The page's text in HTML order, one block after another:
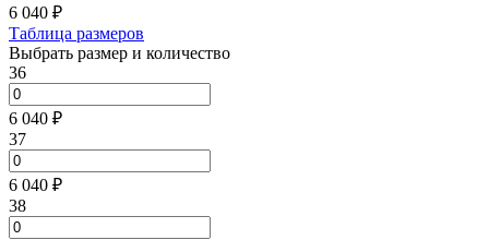
6 040 ₽
Таблица размеров
Выбрать размер и количество
36
6 040 ₽
37
6 040 ₽
38